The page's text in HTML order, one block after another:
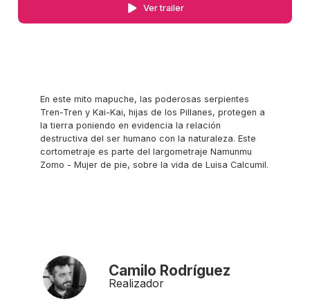
Ver trailer
En este mito mapuche, las poderosas serpientes
Tren-Tren y Kai-Kai, hijas de los Pillanes, protegen a
la tierra poniendo en evidencia la relación
destructiva del ser humano con la naturaleza. Este
cortometraje es parte del largometraje Namunmu
Zomo - Mujer de pie, sobre la vida de Luisa Calcumil.
Camilo Rodríguez
Realizador